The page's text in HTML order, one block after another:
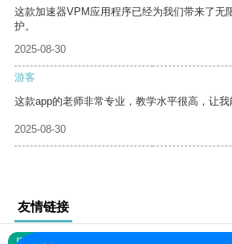
这款加速器VPM应用程序已经为我们带来了无
护。
2025-08-30
游客
这款app的老师非常专业，教学水平很高，让我
2025-08-30
友情链接